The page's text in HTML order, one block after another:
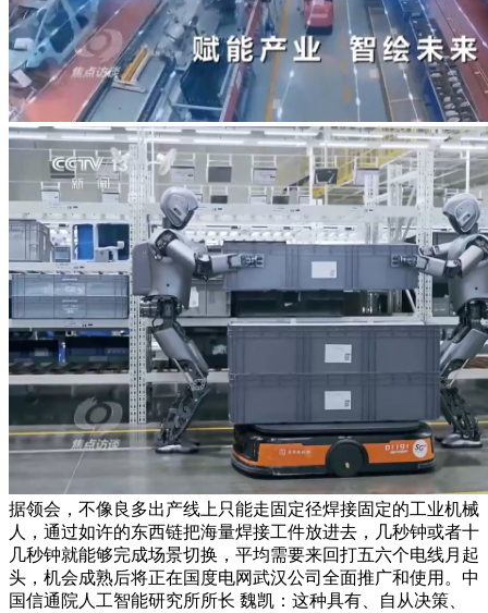
据领会，不像良多出产线上只能走固定径焊接固定的工业机械
人，通过如许的东西链把海量焊接工件放进去，几秒钟或者十
几秒钟就能够完成场景切换，平均需要来回打五六个电线月起
头，机会成熟后将正在国度电网武汉公司全面推广和使用。中
国信通院人工智能研究所所长 魏凯：这种具有、自从决策、